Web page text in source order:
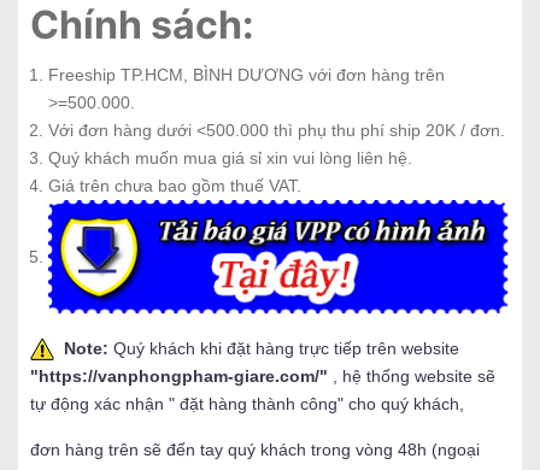
Chính sách:
Freeship TP.HCM, BÌNH DƯƠNG với đơn hàng trên
>=500.000.
Với đơn hàng dưới <500.000 thì phụ thu phí ship 20K / đơn.
Quý khách muốn mua giá sỉ xin vui lòng liên hệ.
Giá trên chưa bao gồm thuế VAT.
Note: Quý khách khi đặt hàng trực tiếp trên website
"https://vanphongpham-giare.com/"
, hệ thống website sẽ
tự động xác nhận " đặt hàng thành công" cho quý khách,
đơn hàng trên sẽ đến tay quý khách trong vòng 48h (ngoại